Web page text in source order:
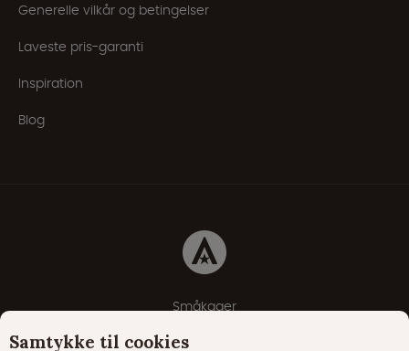
Generelle vilkår og betingelser
Laveste pris-garanti
Inspiration
Blog
Småkager
Erklæring om beskyttelse af personlige oplysninger
Samtykke til cookies